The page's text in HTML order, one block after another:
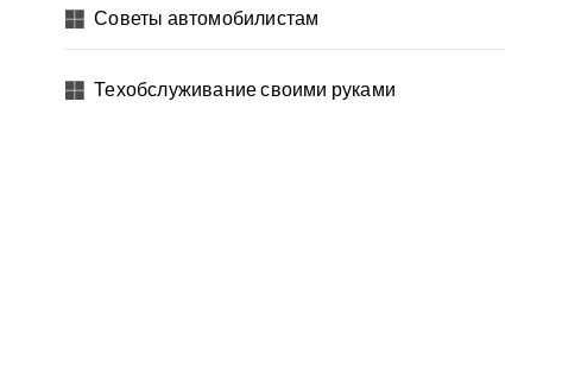
Советы автомобилистам
Техобслуживание своими руками